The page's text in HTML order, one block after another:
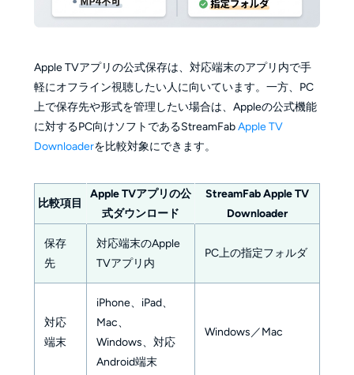
Apple TVアプリの公式保存は、対応端末のアプリ内で手
軽にオフライン視聴したい人に向いています。一方、PC
上で保存先や形式を管理したい場合は、Appleの公式機能
に対するPC向けソフトであるStreamFabApple TV
Downloaderを比較対象にできます。
比較項目
Apple TVアプリの公
式ダウンロード
StreamFab Apple TV
Downloader
保存
先
対応端末のApple
TVアプリ内
PC上の指定フォルダ
対応
端末
iPhone、iPad、
Mac、
Windows、対応
Android端末
Windows／Mac